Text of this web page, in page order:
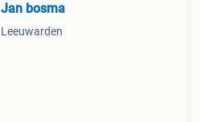
Jan bosma
Leeuwarden